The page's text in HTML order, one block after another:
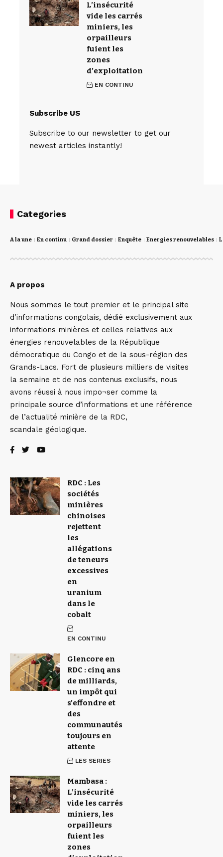
L’insécurité
vide les carrés
miniers, les
orpailleurs
fuient les
zones
d’exploitation
EN CONTINU
Subscribe US
Subscribe to our newsletter to get our
newest articles instantly!
Categories
A la une En continu Grand dossier Enquête Energies renouvelables
A propos
Nous sommes le tout premier et le principal site
d’informations congolais, dédié exclusivement aux
informations minières et celles relatives aux
énergies renouvelables de la République
démocratique du Congo et de la sous-région des
Grands-Lacs. Fort de plusieurs milliers de visites
la semaine et de nos contenus exclusifs, nous
avons réussi à nous impo¬ser comme la
principale source d’informations et une référence
de l’actualité minière de la RDC,
scandale géologique.
RDC : Les
sociétés
minières
chinoises
rejettent
les
allégations
de teneurs
excessives
en
uranium
dans le
cobalt
EN CONTINU
Glencore en
RDC : cinq ans
de milliards,
un impôt qui
s’effondre et
des
communautés
toujours en
attente
LES SERIES
Mambasa :
L’insécurité
vide les carrés
miniers, les
orpailleurs
fuient les
zones